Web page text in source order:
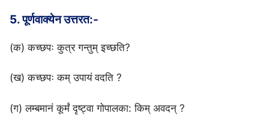
5. पूर्णवाक्येन उत्तरत:-
(क) कच्छपः कुत्र गन्तुम् इच्छति?
(ख) कच्छपः कम् उपायं वदति ?
(ग) लम्बमानं कूर्मं दृष्ट्वा गोपालका: किम् अवदन् ?